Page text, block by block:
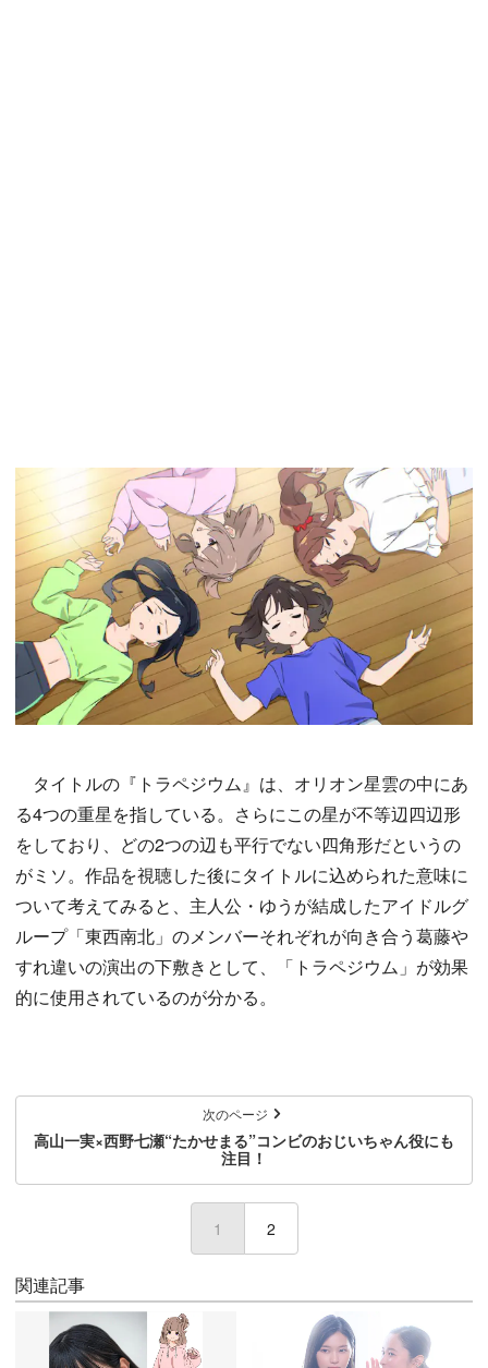
タイトルの『トラペジウム』は、オリオン星雲の中にあ
る4つの重星を指している。さらにこの星が不等辺四辺形
をしており、どの2つの辺も平行でない四角形だというの
がミソ。作品を視聴した後にタイトルに込められた意味に
ついて考えてみると、主人公・ゆうが結成したアイドルグ
ループ「東西南北」のメンバーそれぞれが向き合う葛藤や
すれ違いの演出の下敷きとして、「トラペジウム」が効果
的に使用されているのが分かる。
次のページ
高山一実×西野七瀬“たかせまる”コンビのおじいちゃん役にも
注目！
1 (current)
2
関連記事